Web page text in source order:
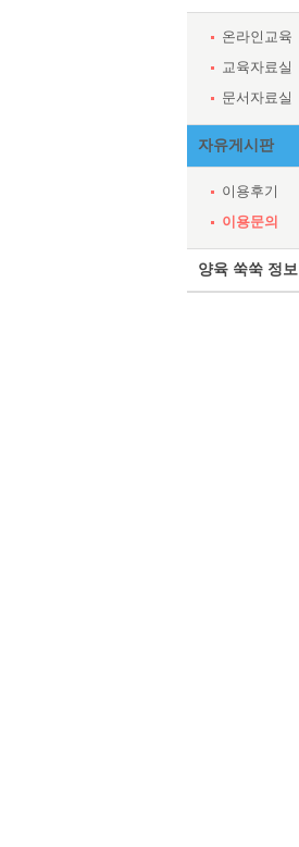
온라인교육
교육자료실
문서자료실
자유게시판
이용후기
이용문의
양육 쑥쑥 정보